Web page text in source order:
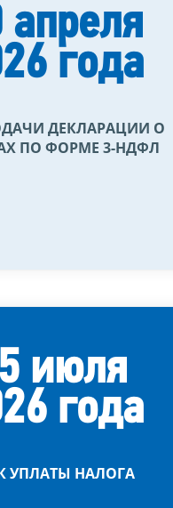
апреля
года
ДЕКЛАРАЦИИ О
ПО ФОРМЕ 3-НДФЛ
июля
года
УПЛАТЫ НАЛОГА